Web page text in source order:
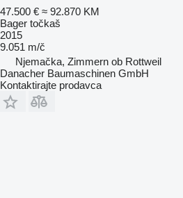
47.500 € ≈ 92.870 KM
Bager točkaš
2015
9.051 m/č
Njemačka, Zimmern ob Rottweil
Danacher Baumaschinen GmbH
Kontaktirajte prodavca